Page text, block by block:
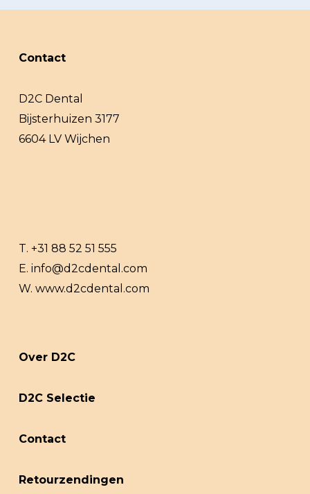
Contact
D2C Dental
Bijsterhuizen 3177
6604 LV Wijchen
T. +31 88 52 51 555
E. info@d2cdental.com
W. www.d2cdental.com
Over D2C
D2C Selectie
Contact
Retourzendingen